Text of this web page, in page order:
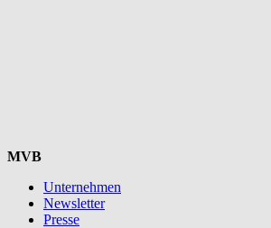
MVB
Unternehmen
Newsletter
Presse